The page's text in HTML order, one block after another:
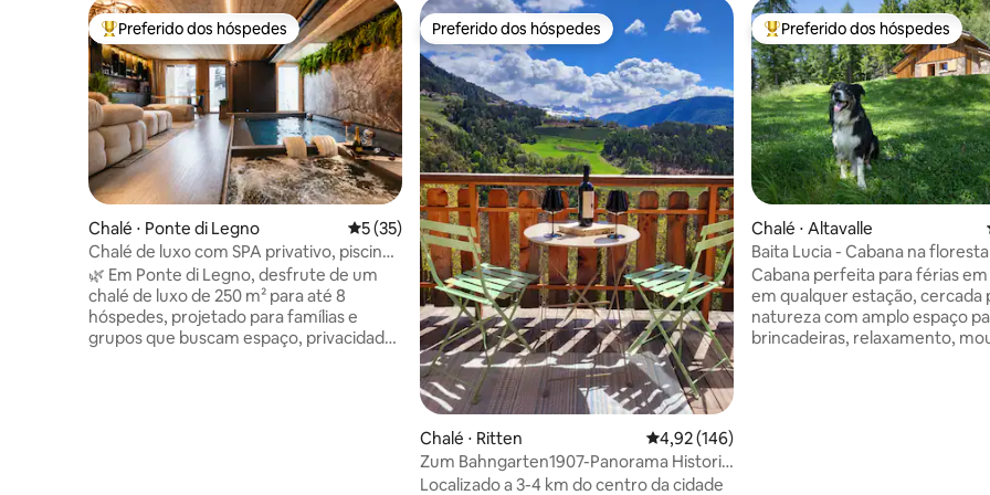
Entre os melhores preferidos dos hóspedes
Preferido dos hóspedes
Chalé ⋅ Ponte di Legno 5 de uma avaliação média de 5, 35 avaliações
5 (35)
Chalé de luxo com SPA privativo, piscina,
sauna e jardim
🌿 Em Ponte di Legno, desfrute de um
chalé de luxo de 250 m² para até 8
hóspedes, projetado para famílias e
grupos que buscam espaço, privacidade
Preferido dos hóspedes
Preferido dos hóspedes
Chalé ⋅ Ritten 4,92 de uma avaliação média de 5, 146
4,92 (146)
Zum Bahngarten1907-Panorama Historic
Railway House
Localizado a 3-4 km do centro da cidade
Entre os melhores preferidos
Preferido dos hóspedes
Chalé ⋅ Altavalle
Baita Lucia - Cabana na
Trentino A.A.
Cabana perfeita para férias
em qualquer estação, cercada
natureza com amplo espaço
brincadeiras, relaxamento,